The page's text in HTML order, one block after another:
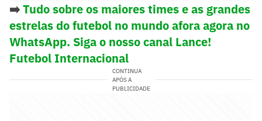
➡️Tudo sobre os maiores times e as grandes
estrelas do futebol no mundo afora agora no
WhatsApp. Siga o nosso canal Lance!
Futebol Internacional
CONTINUA
APÓS A
PUBLICIDADE